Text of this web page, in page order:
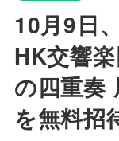
10月9日
HK交響
の四重奏
を無料招